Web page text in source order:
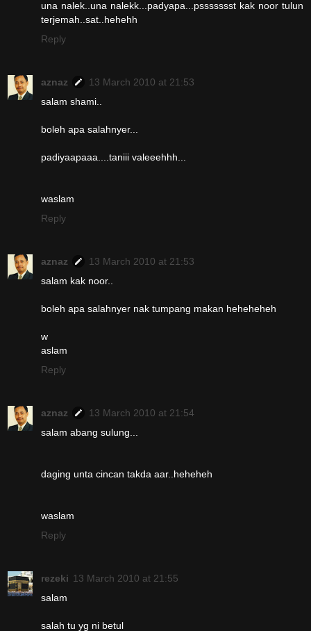
una nalek..una nalekk...padyapa...pssssssst kak noor tulun
terjemah..sat..hehehh
Reply
aznaz
13 March 2010 at 21:53
salam shami..
boleh apa salahnyer...
padiyaapaaa....taniii valeeehhh...
waslam
Reply
aznaz
13 March 2010 at 21:53
salam kak noor..
boleh apa salahnyer nak tumpang makan heheheheh
w
aslam
Reply
aznaz
13 March 2010 at 21:54
salam abang sulung...
daging unta cincan takda aar..heheheh
waslam
Reply
rezeki 13 March 2010 at 21:55
salam
salah tu yg ni betul